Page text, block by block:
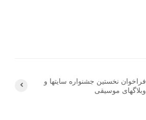
فراخوان نخستین جشنواره سایتها و
وبلاگهای موسیقی